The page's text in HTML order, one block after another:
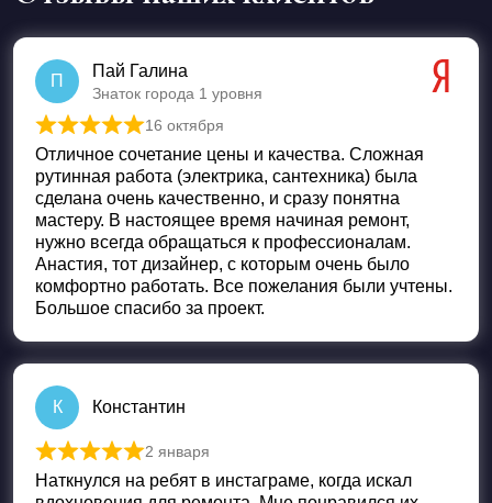
П
Пай Галина
Знаток города 1 уровня
Оценка5 из 5
16 октября
Отличное сочетание цены и качества. Сложная
рутинная работа (электрика, сантехника) была
сделана очень качественно, и сразу понятна
мастеру. В настоящее время начиная ремонт,
нужно всегда обращаться к профессионалам.
Анастия, тот дизайнер, с которым очень было
комфортно работать. Все пожелания были учтены.
Большое спасибо за проект.
К Константин
Оценка 5из 5
2 января
Наткнулся на ребят в инстаграме, когда искал